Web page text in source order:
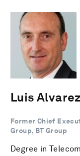
Luis
Former Chief
Group, BT Group
Degree in